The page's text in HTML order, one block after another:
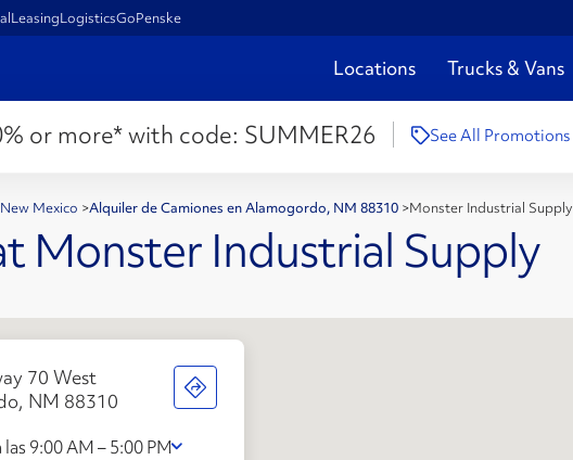
LeasingLogisticsGoPenske
Locations Trucks & Vans
or more* with code: SUMMER26 See All Promotions
New Mexico >Alquiler de Camiones en Alamogordo, NM 88310 >Monster Industrial Supply
Monster Industrial Supply
70 West
NM 88310
9:00 AM – 5:00 PM